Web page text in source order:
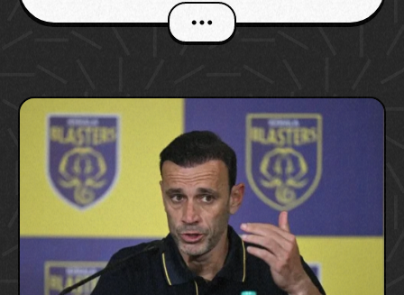
വ്യക്തമാക്കിയിട്ടുണ്ട്.